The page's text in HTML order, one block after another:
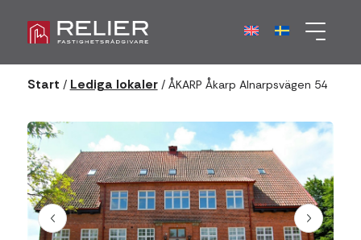
Start / Lediga lokaler/ ÅKARP Åkarp Alnarpsvägen 54